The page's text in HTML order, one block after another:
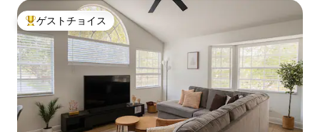
大好評のゲストチョイスです。
ゲストチョイス